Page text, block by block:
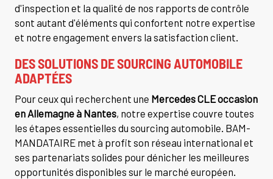
d'inspection et la qualité de nos rapports de contrôle
sont autant d'éléments qui confortent notre expertise
et notre engagement envers la satisfaction client.
DES SOLUTIONS DE SOURCING AUTOMOBILE
ADAPTÉES
Pour ceux qui recherchent une Mercedes CLE occasion
en Allemagne à Nantes, notre expertise couvre toutes
les étapes essentielles du sourcing automobile. BAM-
MANDATAIRE met à profit son réseau international et
ses partenariats solides pour dénicher les meilleures
opportunités disponibles sur le marché européen.